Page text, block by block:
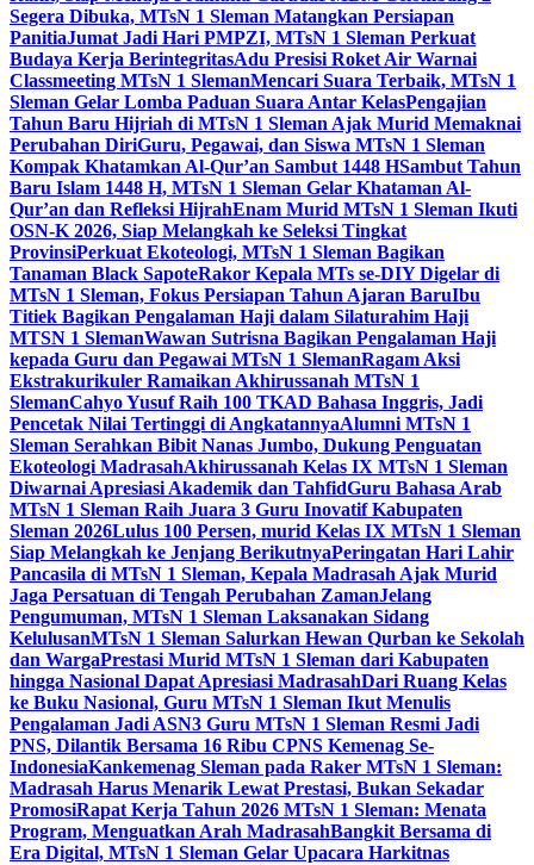
Segera Dibuka, MTsN 1 Sleman Matangkan Persiapan
PanitiaJumat Jadi Hari PMPZI, MTsN 1 Sleman Perkuat
Budaya Kerja BerintegritasAdu Presisi Roket Air Warnai
Classmeeting MTsN 1 SlemanMencari Suara Terbaik, MTsN 1
Sleman Gelar Lomba Paduan Suara Antar KelasPengajian
Tahun Baru Hijriah di MTsN 1 Sleman Ajak Murid Memaknai
Perubahan DiriGuru, Pegawai, dan Siswa MTsN 1 Sleman
Kompak Khatamkan Al-Qur’an Sambut 1448 HSambut Tahun
Baru Islam 1448 H, MTsN 1 Sleman Gelar Khataman Al-
Qur’an dan Refleksi HijrahEnam Murid MTsN 1 Sleman Ikuti
OSN-K 2026, Siap Melangkah ke Seleksi Tingkat
ProvinsiPerkuat Ekoteologi, MTsN 1 Sleman Bagikan
Tanaman Black SapoteRakor Kepala MTs se-DIY Digelar di
MTsN 1 Sleman, Fokus Persiapan Tahun Ajaran BaruIbu
Titiek Bagikan Pengalaman Haji dalam Silaturahim Haji
MTSN 1 SlemanWawan Sutrisna Bagikan Pengalaman Haji
kepada Guru dan Pegawai MTsN 1 SlemanRagam Aksi
Ekstrakurikuler Ramaikan Akhirussanah MTsN 1
SlemanCahyo Yusuf Raih 100 TKAD Bahasa Inggris, Jadi
Pencetak Nilai Tertinggi di AngkatannyaAlumni MTsN 1
Sleman Serahkan Bibit Nanas Jumbo, Dukung Penguatan
Ekoteologi MadrasahAkhirussanah Kelas IX MTsN 1 Sleman
Diwarnai Apresiasi Akademik dan TahfidGuru Bahasa Arab
MTsN 1 Sleman Raih Juara 3 Guru Inovatif Kabupaten
Sleman 2026Lulus 100 Persen, murid Kelas IX MTsN 1 Sleman
Siap Melangkah ke Jenjang BerikutnyaPeringatan Hari Lahir
Pancasila di MTsN 1 Sleman, Kepala Madrasah Ajak Murid
Jaga Persatuan di Tengah Perubahan ZamanJelang
Pengumuman, MTsN 1 Sleman Laksanakan Sidang
KelulusanMTsN 1 Sleman Salurkan Hewan Qurban ke Sekolah
dan WargaPrestasi Murid MTsN 1 Sleman dari Kabupaten
hingga Nasional Dapat Apresiasi MadrasahDari Ruang Kelas
ke Buku Nasional, Guru MTsN 1 Sleman Ikut Menulis
Pengalaman Jadi ASN3 Guru MTsN 1 Sleman Resmi Jadi
PNS, Dilantik Bersama 16 Ribu CPNS Kemenag Se-
IndonesiaKankemenag Sleman pada Raker MTsN 1 Sleman:
Madrasah Harus Menarik Lewat Prestasi, Bukan Sekadar
PromosiRapat Kerja Tahun 2026 MTsN 1 Sleman: Menata
Program, Menguatkan Arah MadrasahBangkit Bersama di
Era Digital, MTsN 1 Sleman Gelar Upacara Harkitnas